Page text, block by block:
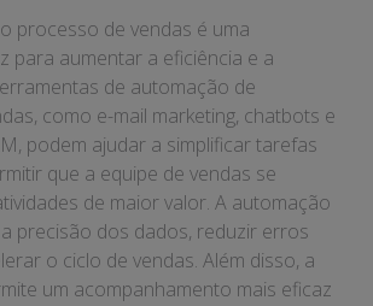
processo de vendas é uma
para aumentar a eficiência e a
de automação de
como e-mail marketing, chatbots e
podem ajudar a simplificar tarefas
que a equipe de vendas se
de maior valor. A automação
precisão dos dados, reduzir erros
o ciclo de vendas. Além disso, a
um acompanhamento mais eficaz